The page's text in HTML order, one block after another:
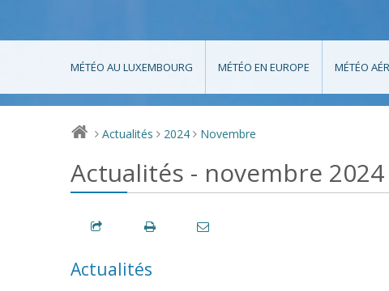
MÉTÉO AU LUXEMBOURG MÉTÉO EN EUROPE MÉTÉO
> Actualités > 2024 > Novembre
Actualités - novembre 2024
Actualités